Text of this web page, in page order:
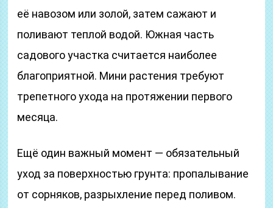
её навозом или золой, затем сажают и
поливают теплой водой. Южная часть
садового участка считается наиболее
благоприятной. Мини растения требуют
трепетного ухода на протяжении первого
месяца.
Ещё один важный момент — обязательный
уход за поверхностью грунта: пропалывание
от сорняков, разрыхление перед поливом.